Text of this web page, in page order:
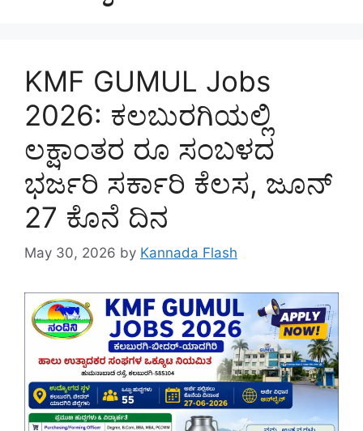
KMF GUMUL Jobs
2026: ಕಲಬುರಗಿಯಲ್ಲಿ
ಲಕ್ಷಾಂತರ ರೂ ಸಂಬಳದ
ಭರ್ಜರಿ ಸರ್ಕಾರಿ ಕೆಲಸ, ಜೂನ್‌
27 ಕೊನೆ ದಿನ
May 30, 2026 by Kannada Flash